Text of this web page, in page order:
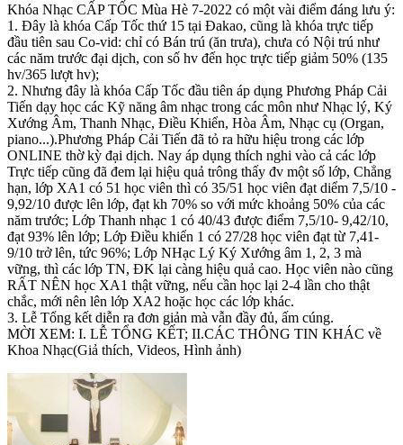
Khóa Nhạc CẤP TỐC Mùa Hè 7-2022 có một vài điểm đáng lưu ý:
1. Đây là khóa Cấp Tốc thứ 15 tại Đakao, cũng là khóa trực tiếp
đầu tiên sau Co-vid: chỉ có Bán trú (ăn trưa), chưa có Nội trú như
các năm trước đại dịch, con số hv đến học trực tiếp giảm 50% (135
hv/365 lượt hv);
2. Nhưng đây là khóa Cấp Tốc đầu tiên áp dụng Phương Pháp Cải
Tiến dạy học các Kỹ năng âm nhạc trong các môn như Nhạc lý, Ký
Xướng Âm, Thanh Nhạc, Điều Khiển, Hòa Âm, Nhạc cụ (Organ,
piano...).Phương Pháp Cải Tiến đã tỏ ra hữu hiệu trong các lớp
ONLINE thờ kỳ đại dịch. Nay áp dụng thích nghi vào cả các lớp
Trực tiếp cũng đã đem lại hiệu quả trông thấy đv một số lớp, Chẳng
hạn, lớp XA1 có 51 học viên thì có 35/51 học viên đạt diểm 7,5/10 -
9,92/10 được lên lớp, đạt kh 70% so với mức khoảng 50% của các
năm trước; Lớp Thanh nhạc 1 có 40/43 được điểm 7,5/10- 9,42/10,
đạt 93% lên lớp; Lớp Điều khiển 1 có 27/28 học viên đạt từ 7,41-
9/10 trở lên, tức 96%; Lớp NHạc Lý Ký Xướng âm 1, 2, 3 mà
vững, thì các lớp TN, ĐK lại càng hiệu quả cao. Học viên nào cũng
RẤT NÊN học XA1 thật vững, nếu cần học lại 2-4 lần cho thật
chắc, mới nên lên lớp XA2 hoặc học các lớp khác.
3. Lễ Tổng kết diễn ra đơn giản mà vẫn đầy đủ, ấm cúng.
MỜI XEM: I. LỄ TỔNG KẾT; II.CÁC THÔNG TIN KHÁC về
Khoa Nhạc(Giả thích, Videos, Hình ảnh)